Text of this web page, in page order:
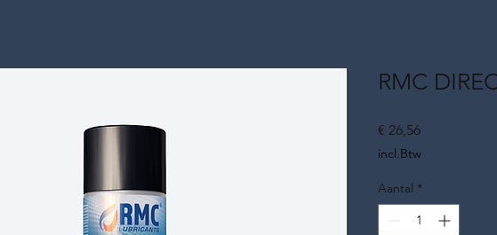
RMC
€ 26,56Prijs
incl.Btw
Aantal *